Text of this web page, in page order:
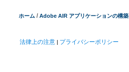
ホーム / Adobe AIR アプリケーションの構築
法律上の注意 | プライバシーポリシー